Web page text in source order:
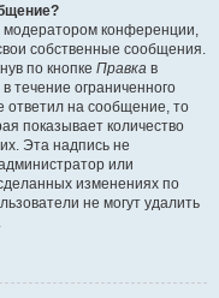
модератором конференции,
собственные сообщения.
по кнопке Правка в
течение ограниченного
ответил на сообщение, то
показывает количество
Эта надпись не
или
изменениях по
не могут удалить